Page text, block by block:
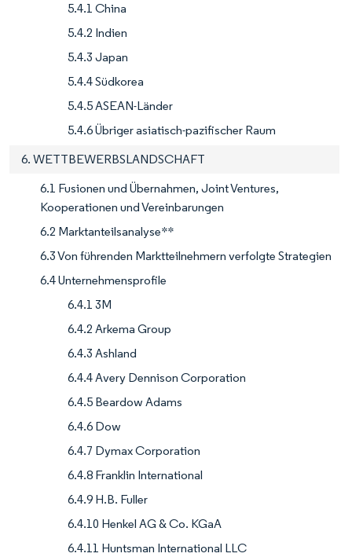
5.4.1 China
5.4.2 Indien
5.4.3 Japan
5.4.4 Südkorea
5.4.5 ASEAN-Länder
5.4.6 Übriger asiatisch-pazifischer Raum
6. WETTBEWERBSLANDSCHAFT
6.1 Fusionen und Übernahmen, Joint Ventures,
Kooperationen und Vereinbarungen
6.2 Marktanteilsanalyse**
6.3 Von führenden Marktteilnehmern verfolgte Strategien
6.4 Unternehmensprofile
6.4.1 3M
6.4.2 Arkema Group
6.4.3 Ashland
6.4.4 Avery Dennison Corporation
6.4.5 Beardow Adams
6.4.6 Dow
6.4.7 Dymax Corporation
6.4.8 Franklin International
6.4.9 H.B. Fuller
6.4.10 Henkel AG & Co. KGaA
6.4.11 Huntsman International LLC